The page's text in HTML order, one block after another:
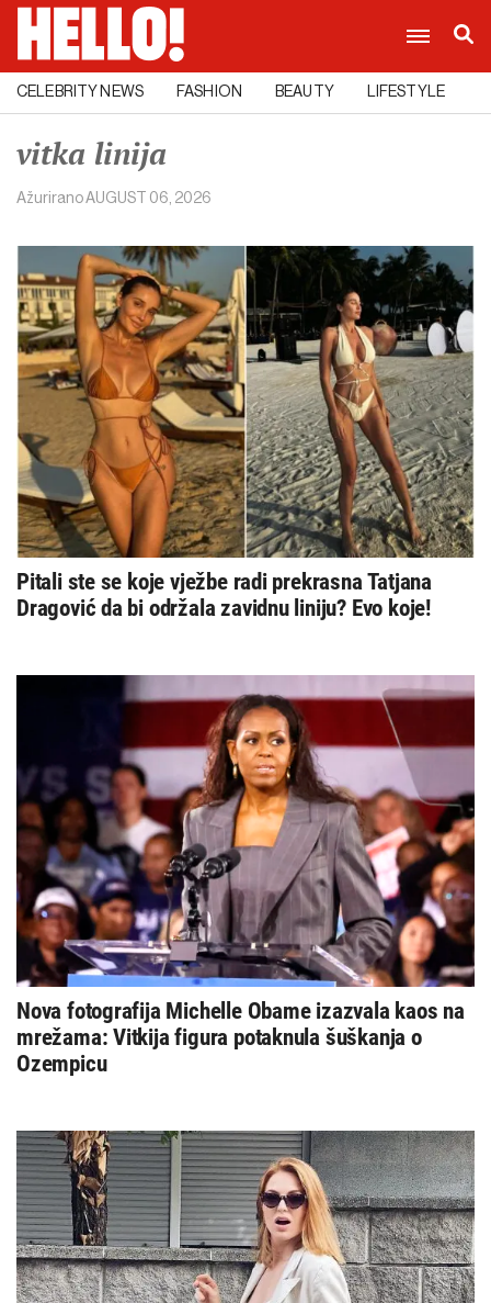
CELEBRITY NEWS FASHION BEAUTY LIFESTYLE
vitka linija
AžuriranoAUGUST 06, 2026
Pitali ste se koje vježbe radi prekrasna Tatjana
Dragović da bi održala zavidnu liniju? Evo koje!
Nova fotografija Michelle Obame izazvala kaos na
mrežama: Vitkija figura potaknula šuškanja o
Ozempicu